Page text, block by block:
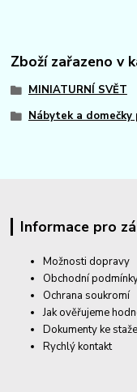
Zboží zařazeno v
MINIATURNÍ SVĚT
Nábytek a domečky
Informace pro
Možnosti dopravy
Obchodní
Ochrana soukromí
Jak ověřujeme
Dokumenty ke
Rychlý kontakt